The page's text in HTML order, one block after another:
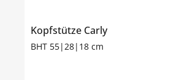
Kopfstütze Carly
BHT 55|28|18 cm